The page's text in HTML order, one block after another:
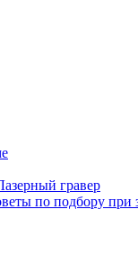
гравер
по подбору при